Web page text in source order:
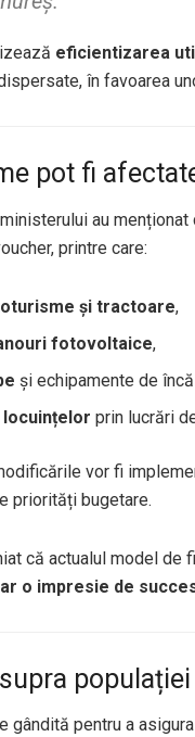
eficientizarea
în favoarea
pot fi
au
printre care:
și tractoare,
fotovoltaice,
și echipamente de
prin lucrări
vor fi
priorități bugetare.
că actualul model de
o impresie de
gândită pentru a